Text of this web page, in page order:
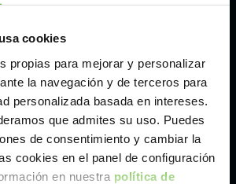
cookies
propias para mejorar y personalizar
la navegación y de terceros para
personalizada basada en intereses.
que admites su uso. Puedes
de consentimiento y cambiar la
cookies en el panel de configuración
en nuestra política de